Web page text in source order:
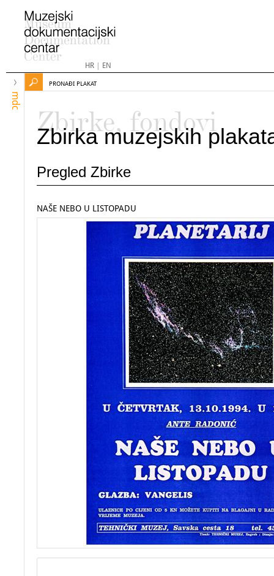
HR| EN
mdc
PRONAĐI PLAKAT
Zbirke, fondovi
Zbirka muzejskih
Pregled Zbirke
NAŠE NEBO U LISTOPADU